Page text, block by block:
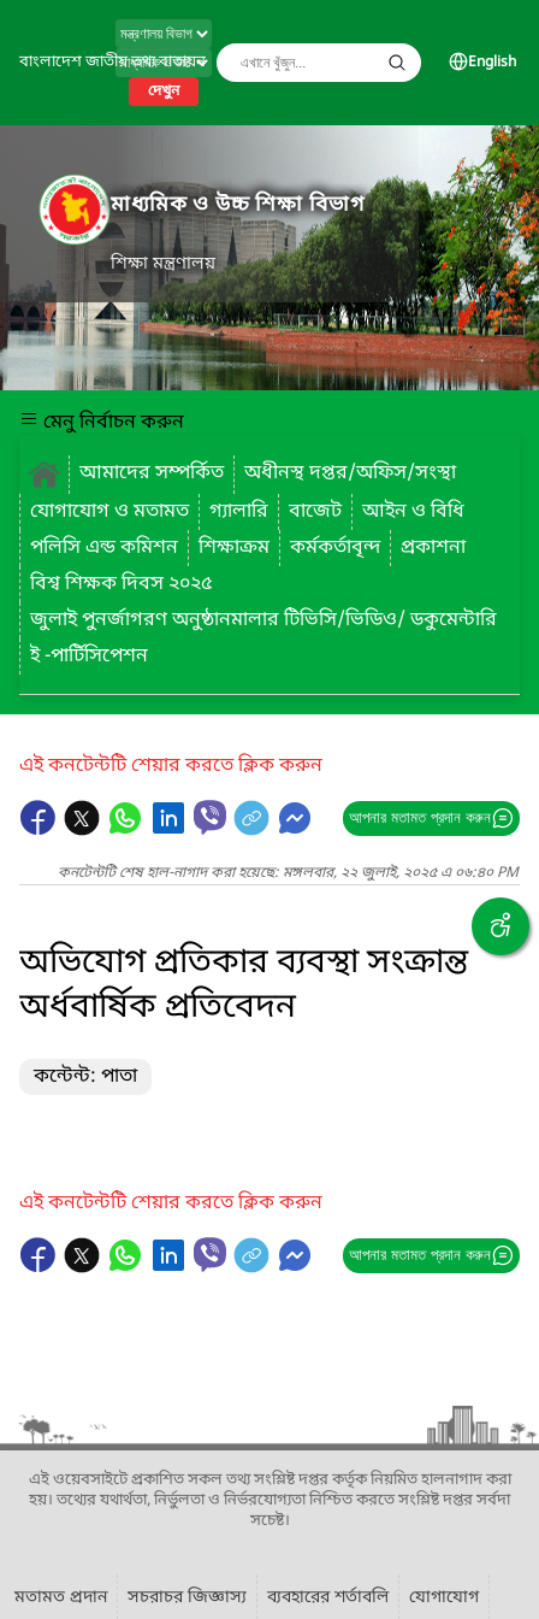
বাংলাদেশ জাতীয় তথ্য বাতায়ন
দেখুন
English
মাধ্যমিক ও উচ্চ শিক্ষা বিভাগ
শিক্ষা মন্ত্রণালয়
মেনু নির্বাচন করুন
আমাদের সম্পর্কিত
অধীনস্থ দপ্তর/অফিস/সংস্থা
যোগাযোগ ও মতামত
গ্যালারি বাজেট
আইন ও বিধি
পলিসি এন্ড কমিশন
শিক্ষাক্রম কর্মকর্তাবৃন্দ
প্রকাশনা
বিশ্ব শিক্ষক দিবস ২০২৫
জুলাই পুনর্জাগরণ অনুষ্ঠানমালার টিভিসি/ভিডিও/ ডকুমেন্টারি
ই -পার্টিসিপেশন
এই কনটেন্টটি শেয়ার করতে ক্লিক করুন
আপনার মতামত প্রদান করুন
কনটেন্টটি শেষ হাল-নাগাদ করা হয়েছে: মঙ্গলবার, ২২ জুলাই, ২০২৫ এ ০৬:৪০ PM
অভিযোগ প্রতিকার ব্যবস্থা সংক্রান্ত
অর্ধবার্ষিক প্রতিবেদন
কন্টেন্ট: পাতা
এই কনটেন্টটি শেয়ার করতে ক্লিক করুন
আপনার মতামত প্রদান করুন
এই ওয়েবসাইটে প্রকাশিত সকল তথ্য সংশ্লিষ্ট দপ্তর কর্তৃক নিয়মিত হালনাগাদ করা
হয়। তথ্যের যথার্থতা, নির্ভুলতা ও নির্ভরযোগ্যতা নিশ্চিত করতে সংশ্লিষ্ট দপ্তর সর্বদা
সচেষ্ট।
মতামত প্রদান সচরাচর জিজ্ঞাস্য ব্যবহারের শর্তাবলি যোগাযোগ